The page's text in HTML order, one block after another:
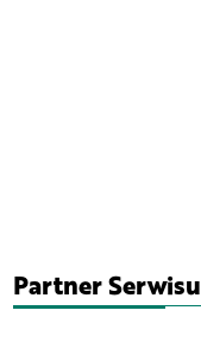
Partner Serwisu